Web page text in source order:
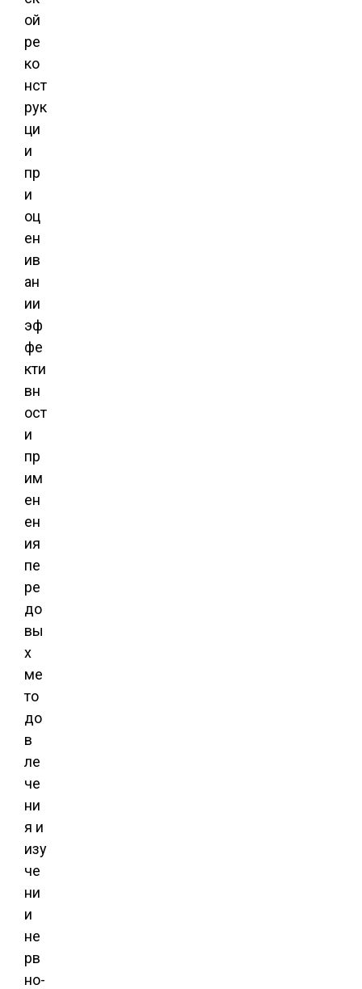
ой
ре
ко
нст
рук
ци
и
пр
и
оц
ен
ив
ан
ии
эф
фе
кти
вн
ост
и
пр
им
ен
ен
ия
пе
ре
до
вы
х
ме
то
до
в
ле
че
ни
я и
изу
че
ни
и
не
рв
но-